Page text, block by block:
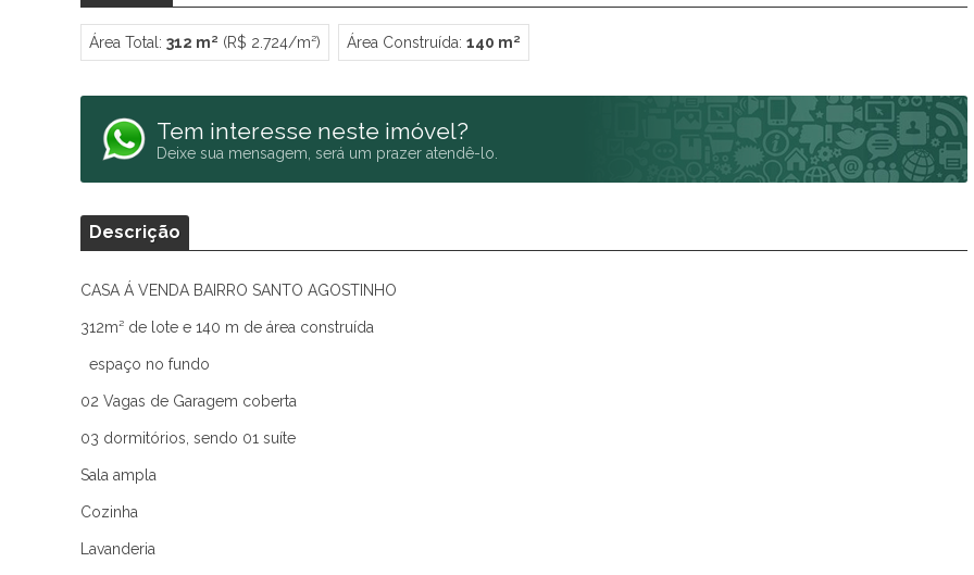
Área Total: 312 m² (R$ 2.724/m²) Área Construída: 140 m²
Tem interesse neste imóvel?
Deixe sua mensagem, será um prazer atendê-lo.
Descrição
CASA Á VENDA BAIRRO SANTO AGOSTINHO
312m² de lote e 140 m de área construída
espaço no fundo
02 Vagas de Garagem coberta
03 dormitórios, sendo 01 suíte
Sala ampla
Cozinha
Lavanderia